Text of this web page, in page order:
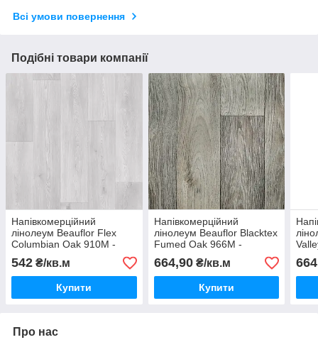
Всі умови повернення
Подібні товари компанії
Напівкомерційний
лінолеум Beauflor Flex
Columbian Oak 910M -
ширина 3 і 3,5 метри /
безкоштовна доставка/
542 ₴/кв.м
Купити
Напівкомерційний
лінолеум Beauflor Blacktex
Fumed Oak 966M -
ширина 3 і 4 метри
664,90₴/кв.м
Купити
3 і
Про нас